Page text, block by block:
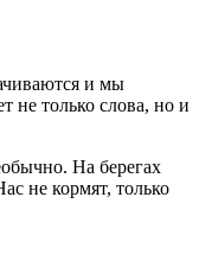
и мы
не только слова, но и
На берегах
не кормят, только